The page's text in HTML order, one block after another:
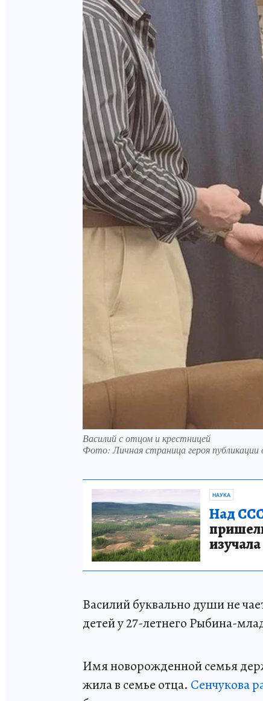
Василий с отцом и крестницей
Фото:Личная страница героя публикации
НАУКА
Над
Василий буквально души не
детей у 27-летнего Рыбина-
Имя новорожденной семья
жила в семье отца. Сенчукова